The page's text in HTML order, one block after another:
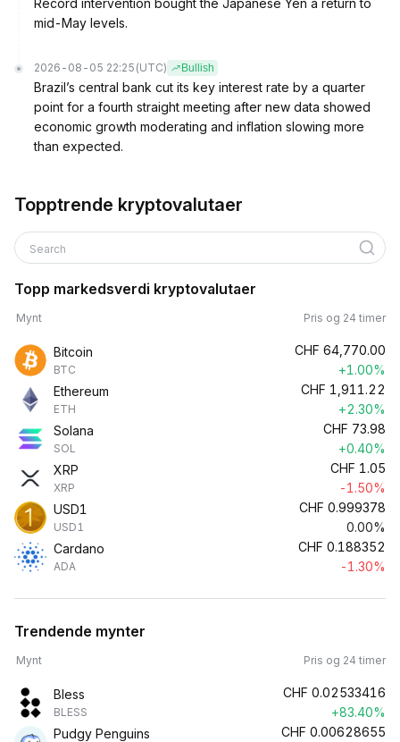
Record intervention bought the Japanese Yen a return to
mid-May levels.
2026-08-05 22:25 (UTC) Bullish
Brazil’s central bank cut its key interest rate by a quarter
point for a fourth straight meeting after new data showed
economic growth moderating and inflation slowing more
than expected.
Topptrende kryptovalutaer
Search
Topp markedsverdi kryptovalutaer
Mynt Pris og 24 timer
Bitcoin
BTC
CHF 64,770.00
+1.00%
Ethereum
ETH
CHF 1,911.22
+2.30%
Solana
SOL
CHF 73.98
+0.40%
XRP
XRP
CHF 1.05
-1.50%
USD1
USD1
CHF 0.999378
0.00%
Cardano
ADA
CHF 0.188352
-1.30%
Trendende mynter
Mynt Pris og 24 timer
Bless
BLESS
CHF 0.02533416
+83.40%
Pudgy Penguins
CHF 0.00628655